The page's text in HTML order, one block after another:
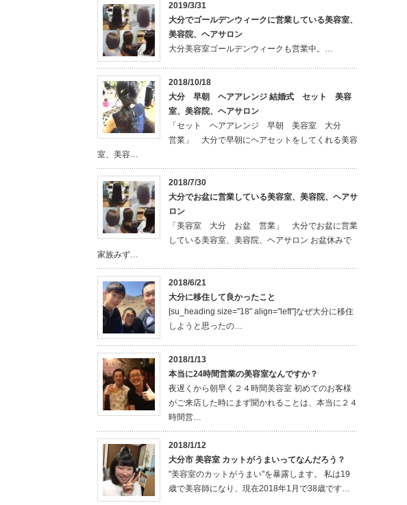
2019/3/31
大分でゴールデンウィークに営業している美容室、
美容院、ヘアサロン
大分美容室ゴールデンウィークも営業中。…
2018/10/18
大分 早朝 ヘアアレンジ 結婚式 セット 美容
室、美容院、ヘアサロン
「セット ヘアアレンジ 早朝 美容室 大分
営業」 大分で早朝にヘアセットをしてくれる美容
室、美容…
2018/7/30
大分でお盆に営業している美容室、美容院、ヘアサ
ロン
「美容室 大分 お盆 営業」 大分でお盆に営業
している美容室、美容院、ヘアサロン お盆休みで
家族みず…
2018/6/21
大分に移住して良かったこと
[su_heading size="18" align="left"]なぜ大分に移住
しようと思ったの…
2018/1/13
本当に24時間営業の美容室なんですか？
夜遅くから朝早く２４時間美容室 初めてのお客様
がご来店した時にまず聞かれることは、本当に２４
時間営…
2018/1/12
大分市 美容室 カットがうまいってなんだろう？
"美容室のカットがうまい"を暴露します。 私は19
歳で美容師になり、現在2018年1月で38歳です…